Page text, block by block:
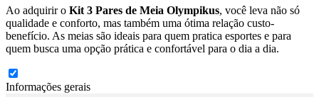
Ao adquirir o Kit 3 Pares de Meia Olympikus, você leva não só
qualidade e conforto, mas também uma ótima relação custo-
benefício. As meias são ideais para quem pratica esportes e para
quem busca uma opção prática e confortável para o dia a dia.
Informações gerais